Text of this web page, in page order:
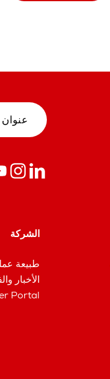
الشركة
طبيعة
الأخبار
Portal